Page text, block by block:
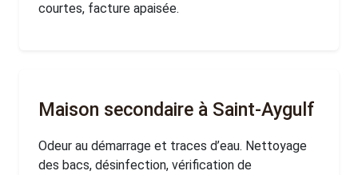
courtes, facture apaisée.
Maison secondaire à Saint-Aygulf
Odeur au démarrage et traces d’eau. Nettoyage
des bacs, désinfection, vérification de